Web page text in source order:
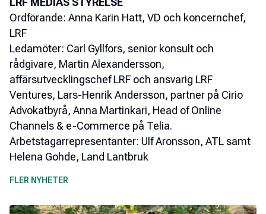
Ordförande: Anna Karin Hatt, VD och koncernchef,
LRF
Ledamöter: Carl Gyllfors, senior konsult och
rådgivare, Martin Alexandersson,
affärsutvecklingschef LRF och ansvarig LRF
Ventures, Lars-Henrik Andersson, partner på Cirio
Advokatbyrå, Anna Martinkari, Head of Online
Channels & e-Commerce på Telia.
Arbetstagarrepresentanter: Ulf Aronsson, ATL samt
Helena Gohde, Land Lantbruk
FLER NYHETER